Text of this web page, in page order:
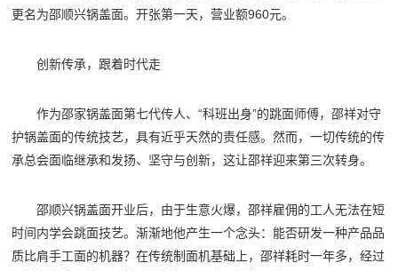
更名为邵顺兴锅盖面。开张第一天，营业额960元。
创新传承，跟着时代走
作为邵家锅盖面第七代传人、“科班出身”的跳面师傅，邵祥对守
护锅盖面的传统技艺，具有近乎天然的责任感。然而，一切传统的传
承总会面临继承和发扬、坚守与创新，这让邵祥迎来第三次转身。
邵顺兴锅盖面开业后，由于生意火爆，邵祥雇佣的工人无法在短
时间内学会跳面技艺。渐渐地他产生一个念头：能否研发一种产品品
质比肩手工面的机器？在传统制面机基础上，邵祥耗时一年多，经过